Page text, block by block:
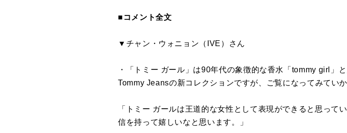
■コメント全文
▼チャン・ウォニョン（IVE）さん
・「トミー ガール」は90年代の象徴的な香水「tommy girl」
Tommy Jeansの新コレクションですが、ご覧になってみてい
「トミー ガールは王道的な女性として表現ができると思って
信を持って嬉しいなと思います。」